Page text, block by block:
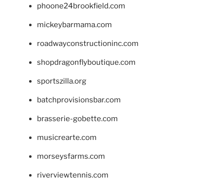
phoone24brookfield.com
mickeybarmama.com
roadwayconstructioninc.com
shopdragonflyboutique.com
sportszilla.org
batchprovisionsbar.com
brasserie-gobette.com
musicrearte.com
morseysfarms.com
riverviewtennis.com